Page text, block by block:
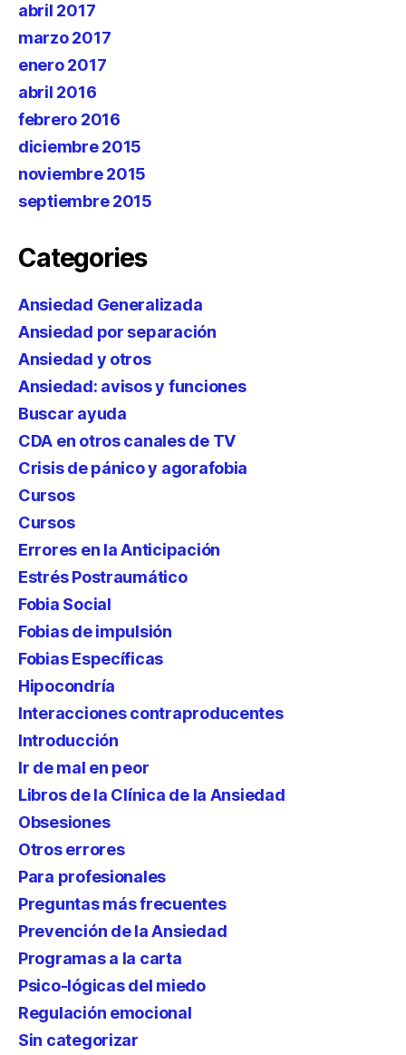
abril 2017
marzo 2017
enero 2017
abril 2016
febrero 2016
diciembre 2015
noviembre 2015
septiembre 2015
Categories
Ansiedad Generalizada
Ansiedad por separación
Ansiedad y otros
Ansiedad: avisos y funciones
Buscar ayuda
CDA en otros canales de TV
Crisis de pánico y agorafobia
Cursos
Cursos
Errores en la Anticipación
Estrés Postraumático
Fobia Social
Fobias de impulsión
Fobias Específicas
Hipocondría
Interacciones contraproducentes
Introducción
Ir de mal en peor
Libros de la Clínica de la Ansiedad
Obsesiones
Otros errores
Para profesionales
Preguntas más frecuentes
Prevención de la Ansiedad
Programas a la carta
Psico-lógicas del miedo
Regulación emocional
Sin categorizar